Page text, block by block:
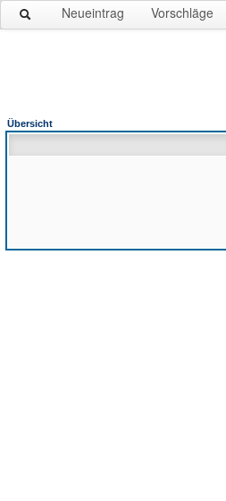
Neueintrag Vorschläge
Übersicht